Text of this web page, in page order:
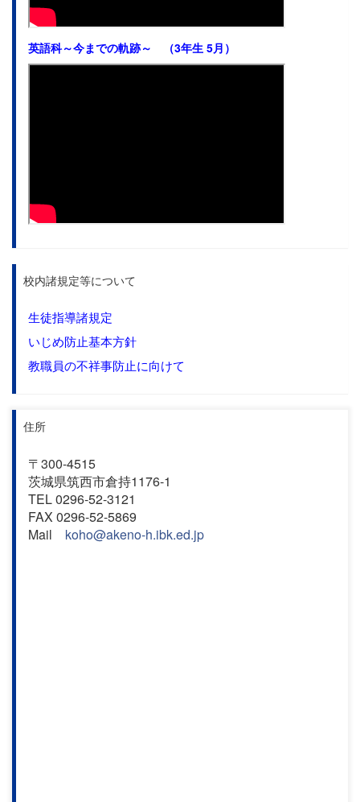
英語科～今までの軌跡～ （3年生 5月）
校内諸規定等について
生徒指導諸規定
いじめ防止基本方針
教職員の不祥事防止に向けて
住所
〒300-4515
茨城県筑西市倉持1176-1
TEL 0296-52-3121
FAX 0296-52-5869
Mail koho@akeno-h.ibk.ed.jp